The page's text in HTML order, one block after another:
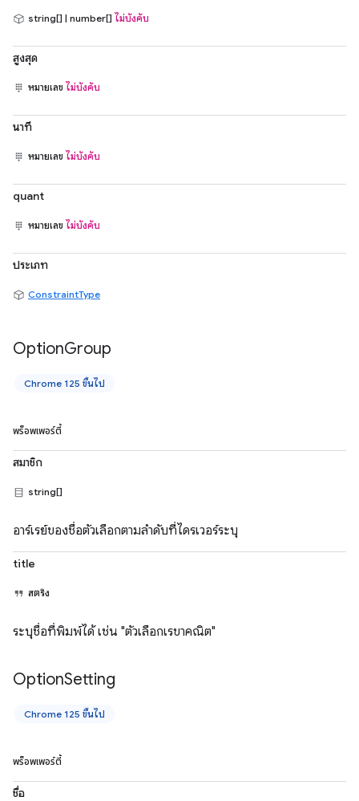
string[] | number[] ไม่บังคับ
สูงสุด
หมายเลข ไม่บังคับ
นาที
หมายเลข ไม่บังคับ
quant
หมายเลข ไม่บังคับ
ประเภท
ConstraintType
OptionGroup
Chrome 125 ขึ้นไป
พร็อพเพอร์ตี้
สมาชิก
string[]
อาร์เรย์ของชื่อตัวเลือกตามลำดับที่ไดรเวอร์ระบุ
title
สตริง
ระบุชื่อที่พิมพ์ได้ เช่น "ตัวเลือกเรขาคณิต"
OptionSetting
Chrome 125 ขึ้นไป
พร็อพเพอร์ตี้
ชื่อ